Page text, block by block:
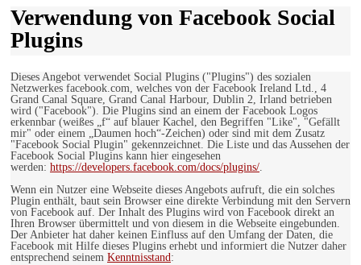
Verwendung von Facebook Social
Plugins
Dieses Angebot verwendet Social Plugins ("Plugins") des sozialen
Netzwerkes facebook.com, welches von der Facebook Ireland Ltd., 4
Grand Canal Square, Grand Canal Harbour, Dublin 2, Irland betrieben
wird ("Facebook"). Die Plugins sind an einem der Facebook Logos
erkennbar (weißes „f“ auf blauer Kachel, den Begriffen "Like", "Gefällt
mir" oder einem „Daumen hoch“-Zeichen) oder sind mit dem Zusatz
"Facebook Social Plugin" gekennzeichnet. Die Liste und das Aussehen der
Facebook Social Plugins kann hier eingesehen
werden: https://developers.facebook.com/docs/plugins/.
Wenn ein Nutzer eine Webseite dieses Angebots aufruft, die ein solches
Plugin enthält, baut sein Browser eine direkte Verbindung mit den Servern
von Facebook auf. Der Inhalt des Plugins wird von Facebook direkt an
Ihren Browser übermittelt und von diesem in die Webseite eingebunden.
Der Anbieter hat daher keinen Einfluss auf den Umfang der Daten, die
Facebook mit Hilfe dieses Plugins erhebt und informiert die Nutzer daher
entsprechend seinem Kenntnisstand: